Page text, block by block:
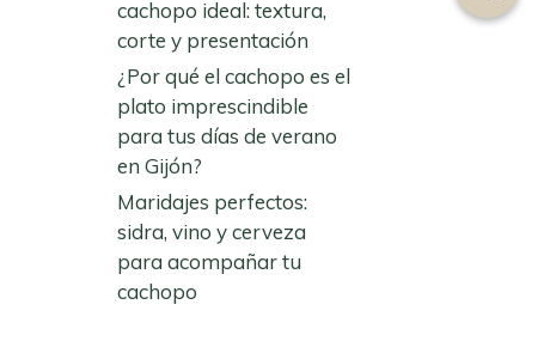
cachopo ideal: textura,
corte y presentación
¿Por qué el cachopo es el
plato imprescindible
para tus días de verano
en Gijón?
Maridajes perfectos:
sidra, vino y cerveza
para acompañar tu
cachopo